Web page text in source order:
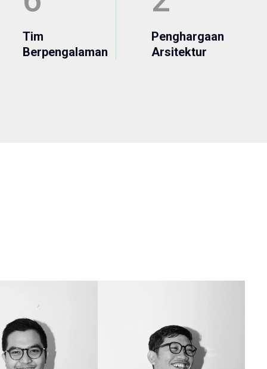
Tim
Berpengalaman
Penghargaan
Arsitektur